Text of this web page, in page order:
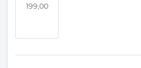
199,00